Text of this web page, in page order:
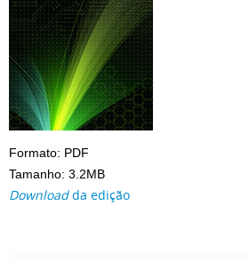
Formato: PDF
Tamanho: 3.2MB
Downloadda edição